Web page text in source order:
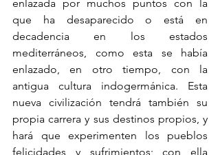
enlazada por muchos puntos con la
que ha desaparecido o está en
decadencia en los estados
mediterráneos, como esta se había
enlazado, en otro tiempo, con la
antigua cultura indogermánica. Esta
nueva civilización tendrá también su
propia carrera y sus destinos propios, y
hará que experimenten los pueblos
felicidades y sufrimientos; con ella